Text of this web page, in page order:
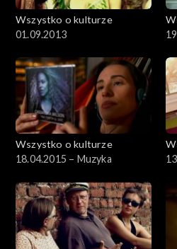
Wszystko o kulturze
01.09.2013
Wszystko o kulturze
18.04.2015 – Muzyka